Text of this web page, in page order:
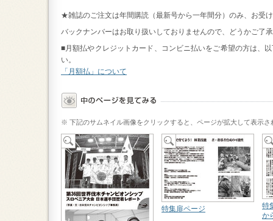
★雑誌のご注文は年間購読（最新号から一年間分）のみ、お受
バックナンバーはお取り扱いしておりませんので、どうかご了
■月額払やクレジットカード、コンビニ払いをご希望の方は、
い。
「月額払」について
※ 下記のサムネイル画像をクリックすると、ページが拡大して表示さ
特集扉ページ
特
か